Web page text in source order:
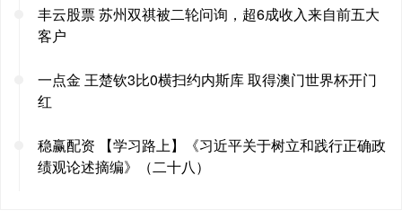
丰云股票 苏州双祺被二轮问询，超6成收入来自前五大
客户
一点金 王楚钦3比0横扫约内斯库 取得澳门世界杯开门
红
稳赢配资 【学习路上】《习近平关于树立和践行正确政
绩观论述摘编》（二十八）